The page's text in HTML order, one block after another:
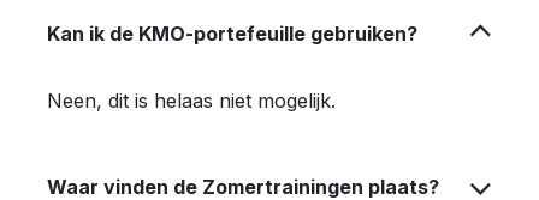
Kan ik de KMO-portefeuille gebruiken?
Neen, dit is helaas niet mogelijk.
Waar vinden de Zomertrainingen plaats?